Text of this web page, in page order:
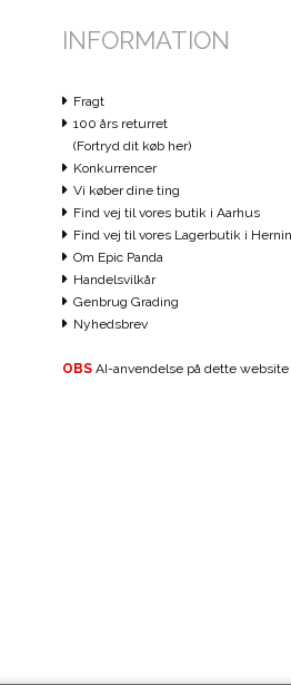
INFORMATION
Fragt
100 års returret
(Fortryd dit køb her)
Konkurrencer
Vi køber dine ting
Find vej til vores butik i Aarhus
Find vej til vores Lagerbutik i
Om Epic Panda
Handelsvilkår
Genbrug Grading
Nyhedsbrev
OBSAI-anvendelse på dette website